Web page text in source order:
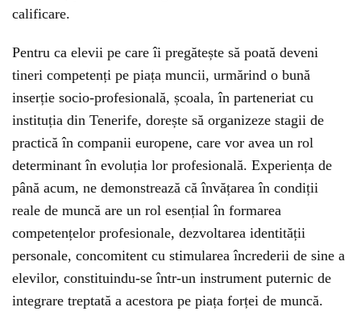
calificare.
Pentru ca elevii pe care îi pregătește să poată deveni
tineri competenți pe piața muncii, urmărind o bună
inserție socio-profesională, școala, în parteneriat cu
instituția din Tenerife, dorește să organizeze stagii de
practică în companii europene, care vor avea un rol
determinant în evoluția lor profesională. Experiența de
până acum, ne demonstrează că învățarea în condiții
reale de muncă are un rol esențial în formarea
competențelor profesionale, dezvoltarea identității
personale, concomitent cu stimularea încrederii de sine a
elevilor, constituindu-se într-un instrument puternic de
integrare treptată a acestora pe piața forței de muncă.